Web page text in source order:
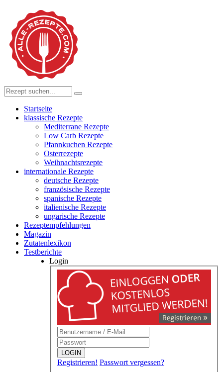
Startseite
klassische Rezepte
Mediterrane Rezepte
Low Carb Rezepte
Pfannkuchen Rezepte
Osterrezepte
Weihnachtsrezepte
internationale Rezepte
deutsche Rezepte
französische Rezepte
spanische Rezepte
italienische Rezepte
ungarische Rezepte
Rezeptempfehlungen
Magazin
Zutatenlexikon
Testberichte
Login
LOGIN
Registrieren! Passwort vergessen?